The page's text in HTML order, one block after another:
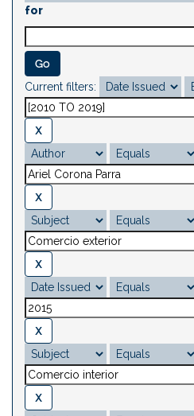
for
Current filters: